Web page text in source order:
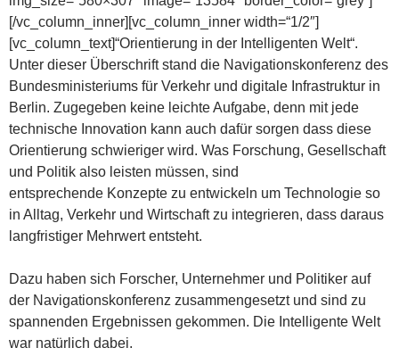
[/vc_column_inner][vc_column_inner width=“1/2″]
[vc_column_text]“Orientierung in der Intelligenten Welt“.
Unter dieser Überschrift stand die Navigationskonferenz des
Bundesministeriums für Verkehr und digitale Infrastruktur in
Berlin. Zugegeben keine leichte Aufgabe, denn mit jede
technische Innovation kann auch dafür sorgen dass diese
Orientierung schwieriger wird. Was Forschung, Gesellschaft
und Politik also leisten müssen, sind
entsprechende Konzepte zu entwickeln um Technologie so
in Alltag, Verkehr und Wirtschaft zu integrieren, dass daraus
langfristiger Mehrwert entsteht.
Dazu haben sich Forscher, Unternehmer und Politiker auf
der Navigationskonferenz zusammengesetzt und sind zu
spannenden Ergebnissen gekommen. Die Intelligente Welt
war natürlich dabei.